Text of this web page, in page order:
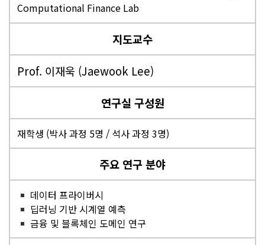
Computational Finance Lab
지도교수
Prof. 이재욱 (Jaewook Lee)
연구실 구성원
재학생 (박사 과정 5명 / 석사 과정 3명)
주요 연구 분야
데이터 프라이버시
딥러닝 기반 시계열 예측
금융 및 블록체인 도메인 연구